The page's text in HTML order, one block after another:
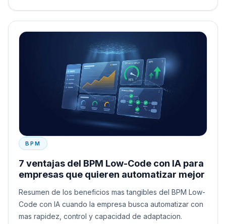
BPM
7 ventajas del BPM Low-Code con IA para
empresas que quieren automatizar mejor
Resumen de los beneficios mas tangibles del BPM Low-
Code con IA cuando la empresa busca automatizar con
mas rapidez, control y capacidad de adaptacion.